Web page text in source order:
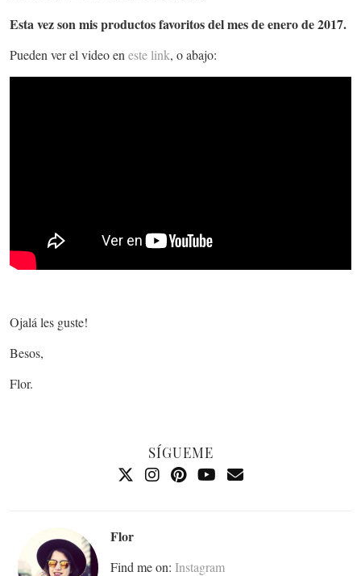
Esta vez son mis productos favoritos del mes de enero de 2017.
Pueden ver el video en este link, o abajo:
Ojalá les guste!
Besos,
Flor.
SÍGUEME
Flor
Find me on: Instagram